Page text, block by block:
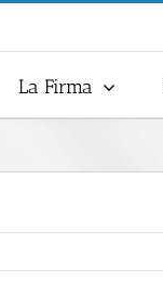
La Firma